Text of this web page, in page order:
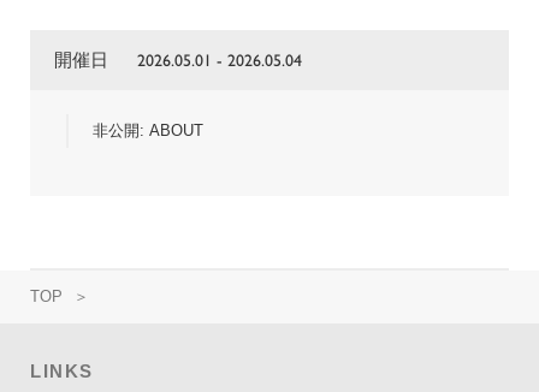
開催日 2026.05.01 - 2026.05.04
非公開: ABOUT
TOP ＞
LINKS